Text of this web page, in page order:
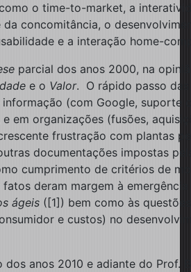
o time-to-market, a
da concomitância, o
e a interação home-
parcial dos anos 2000, na
e o Valor. O rápido passo das
(com Google, suporte
e em organizações (fusões,
frustração com plantas
documentações impostas
cumprimento de critérios de
deram margem à emergência
ágeis ([1]) bem como às
e custos) no
dos anos 2010 e adiante do Prof.